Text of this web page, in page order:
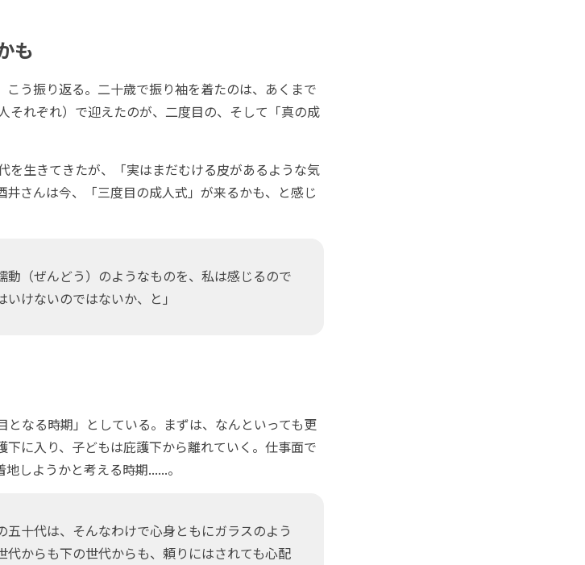
も
う振り返る。二十歳で振り袖を着たのは、あくまで
それぞれ）で迎えたのが、二度目の、そして「真の成
生きてきたが、「実はまだむける皮があるような気
さんは今、「三度目の成人式」が来るかも、と感じ
（ぜんどう）のようなものを、私は感じるので
けないのではないか、と」
なる時期」としている。まずは、なんといっても更
に入り、子どもは庇護下から離れていく。仕事面で
しようかと考える時期......。
十代は、そんなわけで心身ともにガラスのよう
代からも下の世代からも、頼りにはされても心配